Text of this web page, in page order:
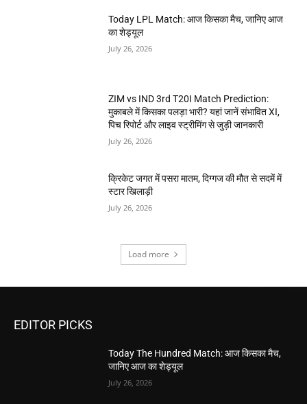
Today LPL Match: आज किसका मैच, जानिए आज
का शेड्यूल
July 26, 2026
ZIM vs IND 3rd T20I Match Prediction:
मुकाबले में किसका पलड़ा भारी? यहां जानें संभावित XI,
पिच रिपोर्ट और लाइव स्ट्रीमिंग से जुड़ी जानकारी
July 26, 2026
क्रिकेट जगत में पसरा मातम, दिग्गज की मौत से सदमें में
स्टार खिलाड़ी
July 26, 2026
Load more
EDITOR PICKS
Today The Hundred Match: आज किसका मैच,
जानिए आज का शेड्यूल
July 26, 2026